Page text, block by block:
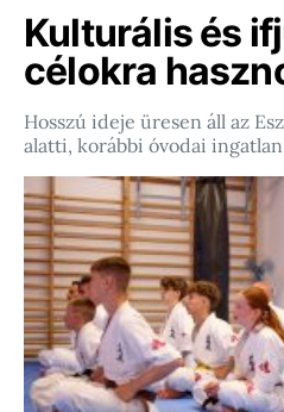
Kulturális és
célokra
Hosszú ideje üresen áll az
alatti, korábbi óvodai